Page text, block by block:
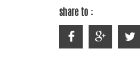
share to :